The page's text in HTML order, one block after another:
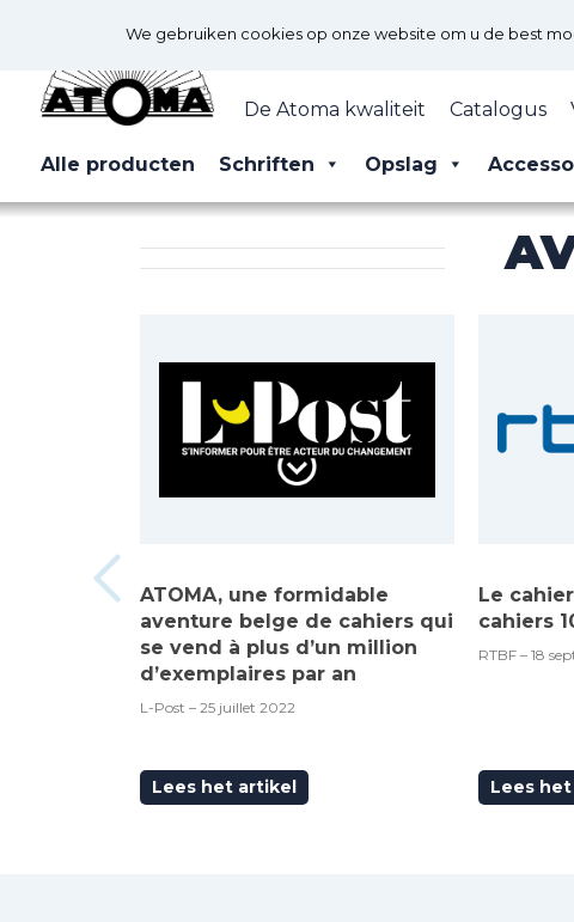
De Atoma kwaliteit Catalogus
Alle producten Schriften Opslag
ATOMA, une formidable
aventure belge de cahiers qui
se vend à plus d’un million
d’exemplaires par an
L-Post – 25 juillet 2022
Lees het artikel
Le
cahiers
RTBF – 18
Lees
We gebruiken cookies op onze website om u de best